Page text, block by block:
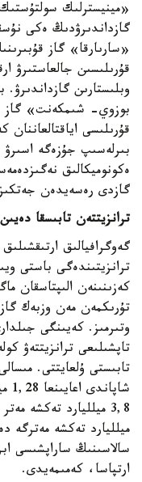
«مينيسترلىك
گازداندىرۋدىڭ ەكى
«سارىارقا» گاز
قۇرىلىسىن جالعاستىرۋ
وبلىستارىن
بوزوي- شىمكەنت» گاز
قۇرىلىسى
بىرلەسىپ جۇزەگە
ەكونوميكالىق
گازدى رەسەيدەن
ترانزيتتەن تابىسقا دەيىن
گەوگرافيالىق
ترانزيتىندەگى باستى
كەزىنىنەن الىپتاسقان
تۇرىكمەن مەن وزبەك
وتىرمىز. كەيىنگى
تاپشىلىعى ترانزيتتەۋ
تابىستى ۇلعايتتى.
ميلليارد تەكشە مەترگە
سالاسىنىڭ ساراپشىسى
ارتپاسا، كەمىمەيدى.